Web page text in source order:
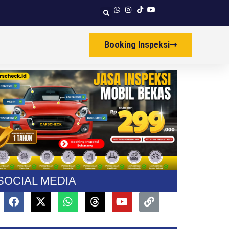
Booking Inspeksi
MEDIA